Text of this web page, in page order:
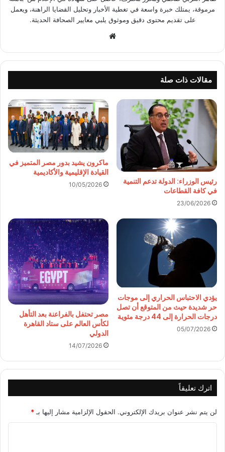
مرموقة، يمتلك خبرة واسعة في تغطية الأخبار وتحليل القضايا الراهنة، ويعمل
على تقديم محتوى دقيق وموثوق يلبي معايير الصحافة الحديثة.
مقالات ذات صلة
رئيس الوزراء: الدولة تدعم التنمية
في كافة القطاعات
23/06/2026
ماكرون يشيد بدور مصر المتميز في
القيادة الإقليمية والأكاديمية
10/05/2026
يؤدي الاحتباس الحراري إلى موجات
حر شديدة حيث من المتوقع أن تصل
درجات الحرارة إلى 44 درجة مئوية
05/07/2026
مصر تحتفل بالفراعنة بعد التأهل
لكأس العالم على ستاد القاهرة
الدولي
14/07/2026
اترك تعليقاً
لن يتم نشر عنوان بريدك الإلكتروني. الحقول الإلزامية مشار إليها بـ *